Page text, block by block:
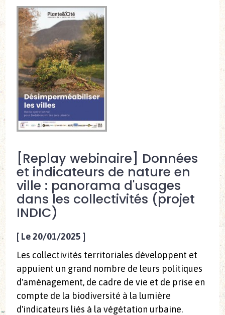
[Replay webinaire] Données
et indicateurs de nature en
ville : panorama d'usages
dans les collectivités (projet
INDIC)
[ Le 20/01/2025 ]
Les collectivités territoriales développent et
appuient un grand nombre de leurs politiques
d'aménagement, de cadre de vie et de prise en
compte de la biodiversité à la lumière
d'indicateurs liés à la végétation urbaine.